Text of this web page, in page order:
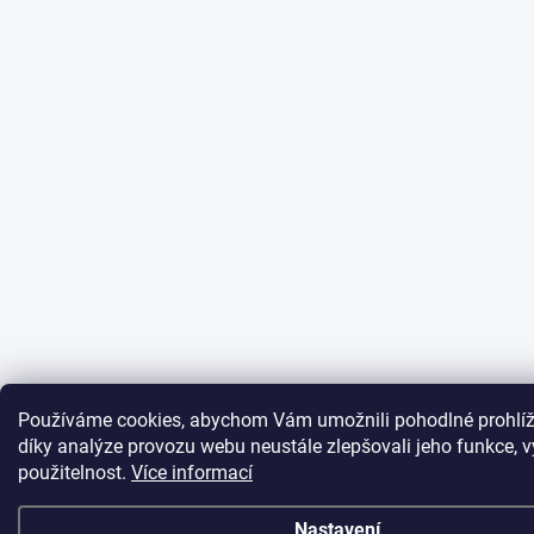
Používáme cookies, abychom Vám umožnili pohodlné
díky analýze provozu webu neustále zlepšovali jeho funkce,
použitelnost. Více informací